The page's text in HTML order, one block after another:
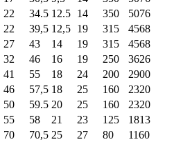
22 34.5 12.5 14 350
5076
22 39,5 12,5 19 315
4568
27 43 14 19 315
4568
32 46 16 19 250
3626
41 55 18 24 200
2900
46 57,5 18 25 160
2320
50 59.5 20 25 160
2320
55 58 21 23 125
1813
70 70,5 25 27 80 1160